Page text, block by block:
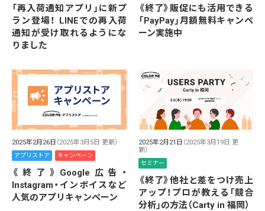
「再入荷通知アプリ」に新プ
ラン登場！ LINEでの再入荷
通知が受け取れるようにな
りました
《終了》販促にも活用できる
「PayPay」月額無料キャンペ
ーン実施中
2025年2月26日 （2025年3月5日 更新）
アプリストア キャンペーン
《終了》Google広告・
Instagram・インボイスなど
人気のアプリキャンペーン
2025年2月21日 （2025年3月19日 更
新）
セミナー
《終了》他社と差をつけ売上
アップ！プロが教える「競合
分析」の方法（Carty in 福岡）